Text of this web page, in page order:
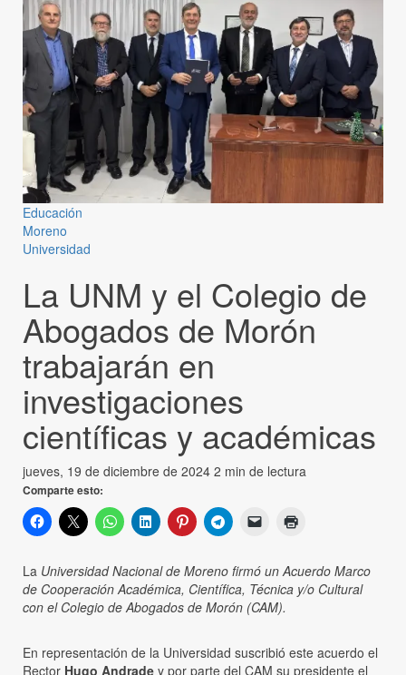
Educación
Moreno
Universidad
La UNM y el Colegio de
Abogados de Morón
trabajarán en
investigaciones
científicas y académicas
jueves, 19 de diciembre de 2024 2 min de lectura
Comparte esto:
La Universidad Nacional de Moreno firmó un Acuerdo Marco
de Cooperación Académica, Científica, Técnica y/o Cultural
con el Colegio de Abogados de Morón (CAM).
En representación de la Universidad suscribió este acuerdo el
Rector Hugo Andrade y por parte del CAM su presidente el